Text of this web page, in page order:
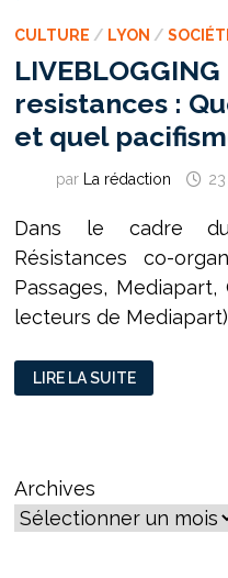
CULTURE / LYON /
resistances :
et quel
par La rédaction
Dans le cadre
Résistances co-
Passages, Mediapart,
lecteurs de
LIVEBLOGGING
:
L’ARCHIPEL
ET
QUEL
PACIFISME
AUJOURD’HUI
LIRE LA SUITE
Archives